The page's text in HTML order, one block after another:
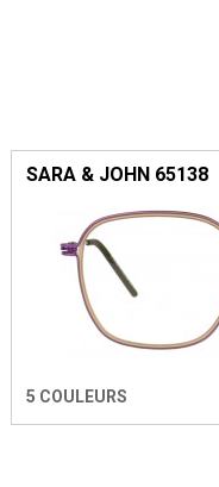
SARA & JOHN 65138
5 COULEURS